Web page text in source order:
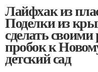
Лайфхак из
Поделки из
сделать
пробок к
детский сад